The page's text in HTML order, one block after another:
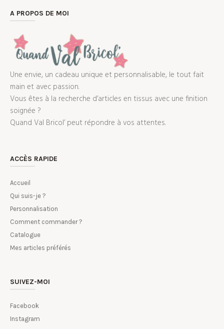
A PROPOS DE MOI
Une envie, un cadeau unique et personnalisable, le tout fait
main et avec passion.
Vous êtes à la recherche d’articles en tissus avec une finition
soignée ?
Quand Val Bricol’ peut répondre à vos attentes.
ACCÈS RAPIDE
Accueil
Qui suis-je ?
Personnalisation
Comment commander ?
Catalogue
Mes articles préférés
SUIVEZ-MOI
Facebook
Instagram